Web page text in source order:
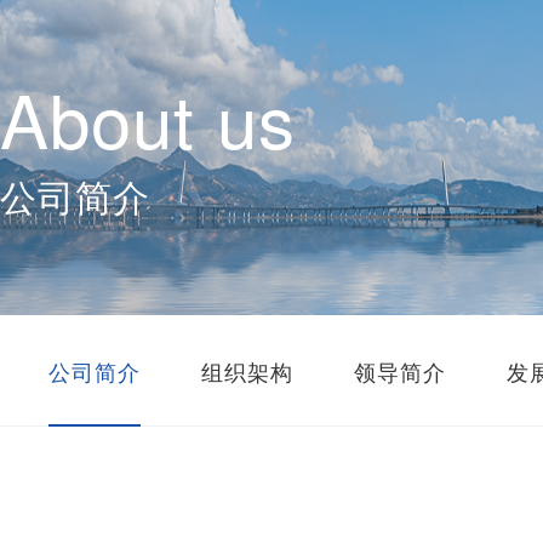
About us
公司简介
公司简介 组织架构 领导简介 发